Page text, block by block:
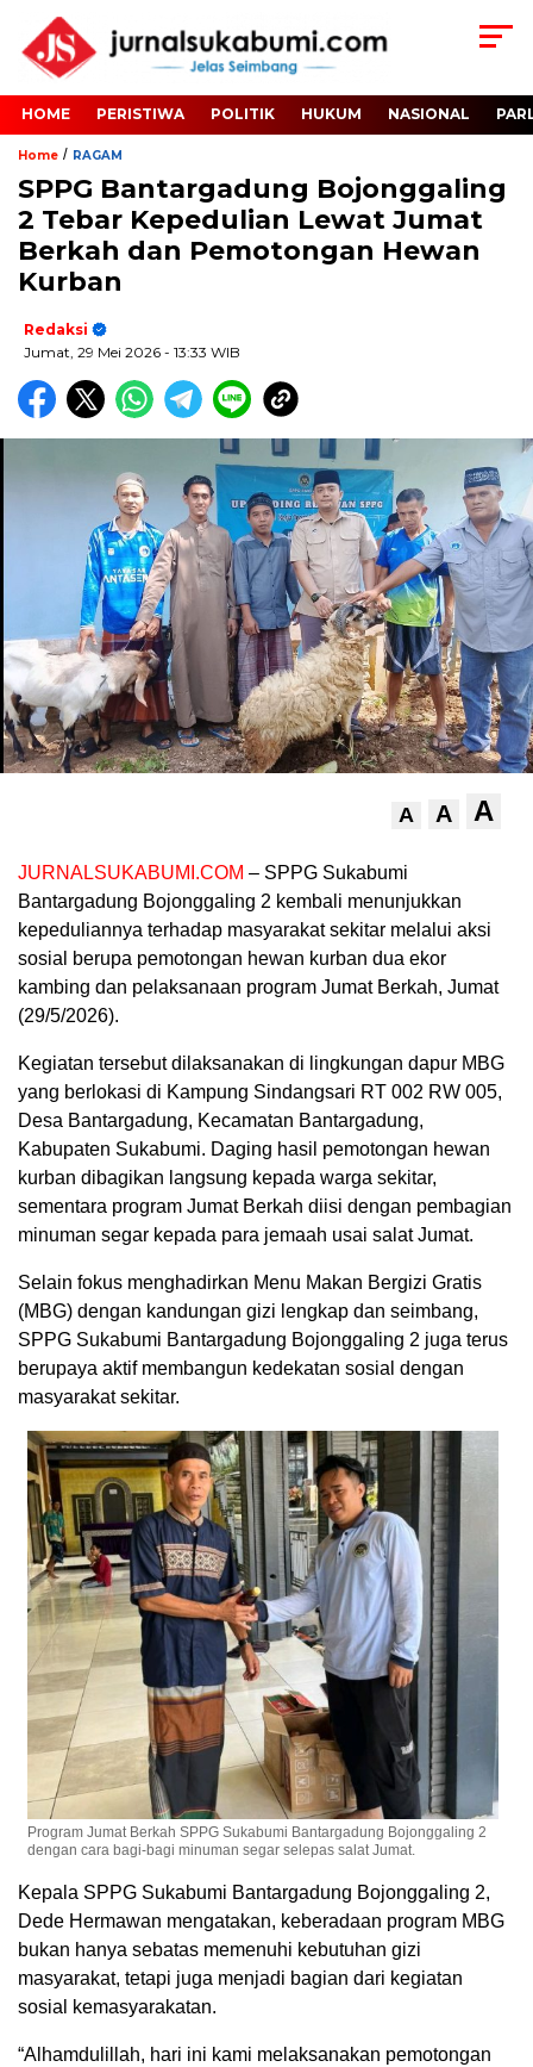
HOME PERISTIWA POLITIK HUKUM NASIONAL
Home / RAGAM
SPPG Bantargadung Bojonggaling
2 Tebar Kepedulian Lewat Jumat
Berkah dan Pemotongan Hewan
Kurban
Redaksi
Jumat, 29 Mei 2026 - 13:33 WIB
A A A
JURNALSUKABUMI.COM – SPPG Sukabumi
Bantargadung Bojonggaling 2 kembali menunjukkan
kepeduliannya terhadap masyarakat sekitar melalui aksi
sosial berupa pemotongan hewan kurban dua ekor
kambing dan pelaksanaan program Jumat Berkah, Jumat
(29/5/2026).
Kegiatan tersebut dilaksanakan di lingkungan dapur MBG
yang berlokasi di Kampung Sindangsari RT 002 RW 005,
Desa Bantargadung, Kecamatan Bantargadung,
Kabupaten Sukabumi. Daging hasil pemotongan hewan
kurban dibagikan langsung kepada warga sekitar,
sementara program Jumat Berkah diisi dengan pembagian
minuman segar kepada para jemaah usai salat Jumat.
Selain fokus menghadirkan Menu Makan Bergizi Gratis
(MBG) dengan kandungan gizi lengkap dan seimbang,
SPPG Sukabumi Bantargadung Bojonggaling 2 juga terus
berupaya aktif membangun kedekatan sosial dengan
masyarakat sekitar.
Program Jumat Berkah SPPG Sukabumi Bantargadung Bojonggaling 2
dengan cara bagi-bagi minuman segar selepas salat Jumat.
Kepala SPPG Sukabumi Bantargadung Bojonggaling 2,
Dede Hermawan mengatakan, keberadaan program MBG
bukan hanya sebatas memenuhi kebutuhan gizi
masyarakat, tetapi juga menjadi bagian dari kegiatan
sosial kemasyarakatan.
“Alhamdulillah, hari ini kami melaksanakan pemotongan